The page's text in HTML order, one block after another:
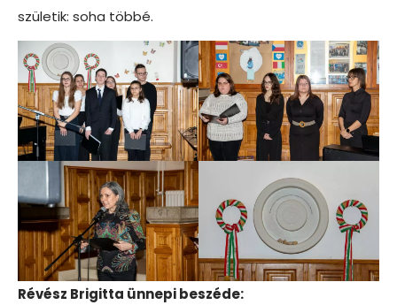
születik: soha többé.
Révész Brigitta ünnepi beszéde: